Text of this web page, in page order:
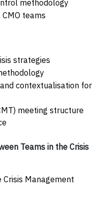
methodology
teams
strategies
contextualisation for
meeting structure
Teams in the Crisis
Management